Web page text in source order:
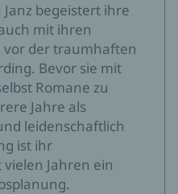
begeistert ihre
mit ihren
der traumhaften
Bevor sie mit
Romane zu
Jahre als
leidenschaftlich
ist ihr
Jahren ein